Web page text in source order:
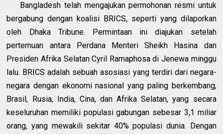
Bangladesh telah mengajukan permohonan resmi untuk
bergabung dengan koalisi BRICS, seperti yang dilaporkan
oleh Dhaka Tribune. Permintaan ini diajukan setelah
pertemuan antara Perdana Menteri Sheikh Hasina dan
Presiden Afrika Selatan Cyril Ramaphosa di Jenewa minggu
lalu. BRICS adalah sebuah asosiasi yang terdiri dari negara-
negara dengan ekonomi nasional yang paling berkembang,
Brasil, Rusia, India, Cina, dan Afrika Selatan, yang secara
keseluruhan memiliki populasi gabungan sebesar 3,1 miliar
orang, yang mewakili sekitar 40% populasi dunia. Dengan